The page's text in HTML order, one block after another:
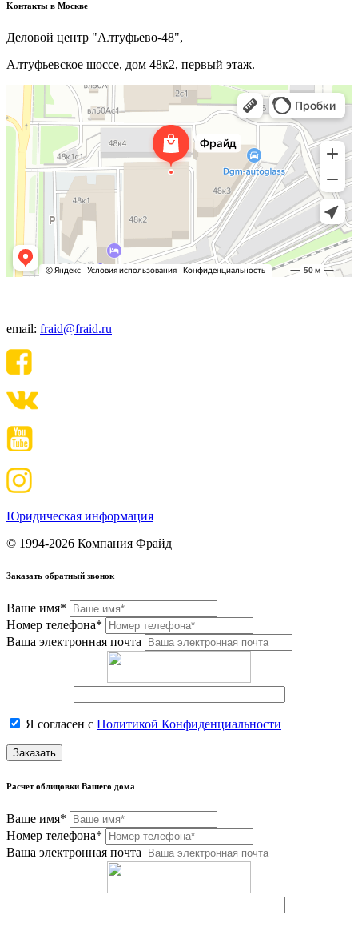
Kонтакты в Москве
Деловой центр "Алтуфьево-48",
Алтуфьевское шоссе, дом 48к2, первый этаж.
email: fraid@fraid.ru
Юридическая информация
© 1994-2026 Компания Фрайд
Заказать обратный звонок
Ваше имя*
Номер телефона*
Ваша электронная почта
Я согласен с Политикой Конфиденциальности
Заказать
Расчет облицовки Вашего дома
Ваше имя*
Номер телефона*
Ваша электронная почта